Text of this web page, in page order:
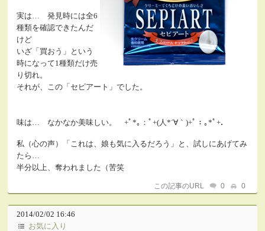
実は… 発見時には全6
種類を確認できたんだ
けど
いざ「買おう」という
時になって1種類だけ売
り切れ。
それが、この「セピアート」でした。
味は… なかなか美味しい。 +ﾟ*｡：ﾟ+(人*´∀｀)+ﾟ：｡*ﾟ+．
私（心の声）「これは、娘も気に入るだろう」と、試しにあげてみ
たら…
半分以上、奪われました（苦笑
この記事のURL 0 0
2014/02/02 16:46
お気に入り